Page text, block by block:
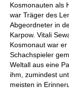
Kosmonauten als
war Träger des
Abgeordneter in
Karpow. Vitali
Kosmonaut war
Schachspieler
Weltall aus eine
ihm, zumindest
meisten in